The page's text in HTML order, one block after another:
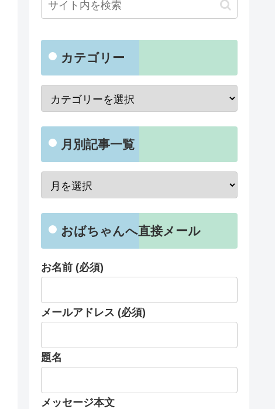
カテゴリー
月別記事一覧
おばちゃんへ直接メール
お名前 (必須)
メールアドレス (必須)
題名
メッセージ本文